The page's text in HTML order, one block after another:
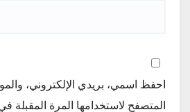
احفظ اسمي، بريدي الإلكتروني،
المتصفح لاستخدامها المرة المقبلة